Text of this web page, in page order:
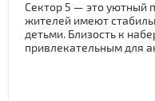
Сектор 5 — это уютный
жителей имеют
детьми. Близость к
привлекательным для